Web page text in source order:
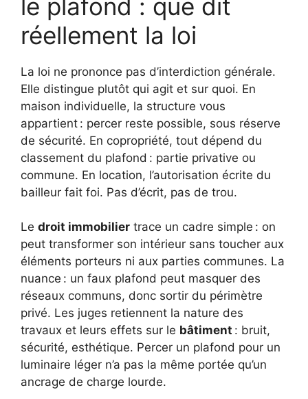
le plafond : que dit
réellement la loi
La loi ne prononce pas d’interdiction générale.
Elle distingue plutôt qui agit et sur quoi. En
maison individuelle, la structure vous
appartient : percer reste possible, sous réserve
de sécurité. En copropriété, tout dépend du
classement du plafond : partie privative ou
commune. En location, l’autorisation écrite du
bailleur fait foi. Pas d’écrit, pas de trou.
Le droit immobilier trace un cadre simple : on
peut transformer son intérieur sans toucher aux
éléments porteurs ni aux parties communes. La
nuance : un faux plafond peut masquer des
réseaux communs, donc sortir du périmètre
privé. Les juges retiennent la nature des
travaux et leurs effets sur le bâtiment : bruit,
sécurité, esthétique. Percer un plafond pour un
luminaire léger n’a pas la même portée qu’un
ancrage de charge lourde.